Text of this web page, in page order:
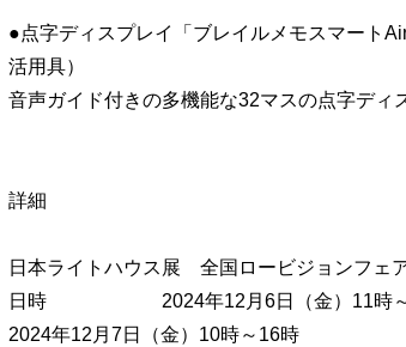
●点字ディスプレイ「ブレイルメモスマート
活用具）
音声ガイド付きの多機能な32マスの点字ディ
詳細
日本ライトハウス展 全国ロービジョンフェ
日時 2024年12月6日（金）11時～16
2024年12月7日（金）10時～16時